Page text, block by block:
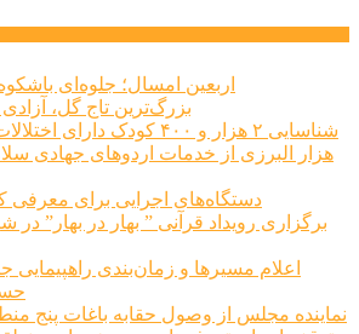
اربعین امسال؛ جلوه‌ای
بزرگ‌ترین تاج گل،
شناسایی ۲ هزار و ۴۰۰ کودک دارای اختلالات بینایی در البرز
دستگاه‌های اجرایی برای معرفی
نماینده مجلس از وصول حقابه باغات پنج